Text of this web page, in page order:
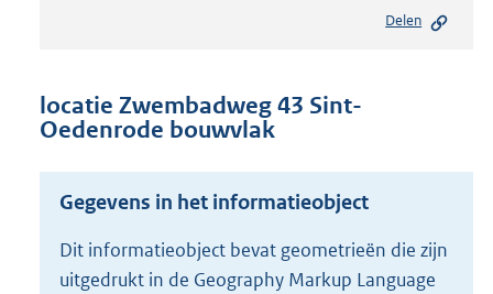
n
o
t
t
Delen
locatie Zwembadweg 43 Sint-
Oedenrode bouwvlak
Gegevens in het informatieobject
Dit informatieobject bevat geometrieën die zijn
uitgedrukt in de Geography Markup Language